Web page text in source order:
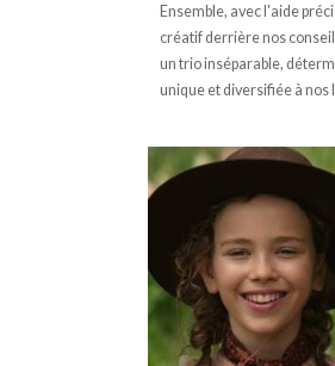
Ensemble, avec l'aide
créatif derrière nos
un trio inséparable,
unique et diversifiée à nos